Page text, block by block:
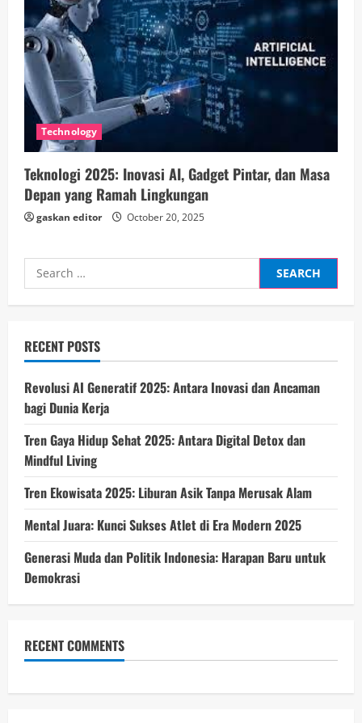
Technology
Teknologi 2025: Inovasi AI, Gadget Pintar, dan Masa
Depan yang Ramah Lingkungan
gaskan editor October 20, 2025
Search
for:
RECENT POSTS
Revolusi AI Generatif 2025: Antara Inovasi dan Ancaman
bagi Dunia Kerja
Tren Gaya Hidup Sehat 2025: Antara Digital Detox dan
Mindful Living
Tren Ekowisata 2025: Liburan Asik Tanpa Merusak Alam
Mental Juara: Kunci Sukses Atlet di Era Modern 2025
Generasi Muda dan Politik Indonesia: Harapan Baru untuk
Demokrasi
RECENT COMMENTS